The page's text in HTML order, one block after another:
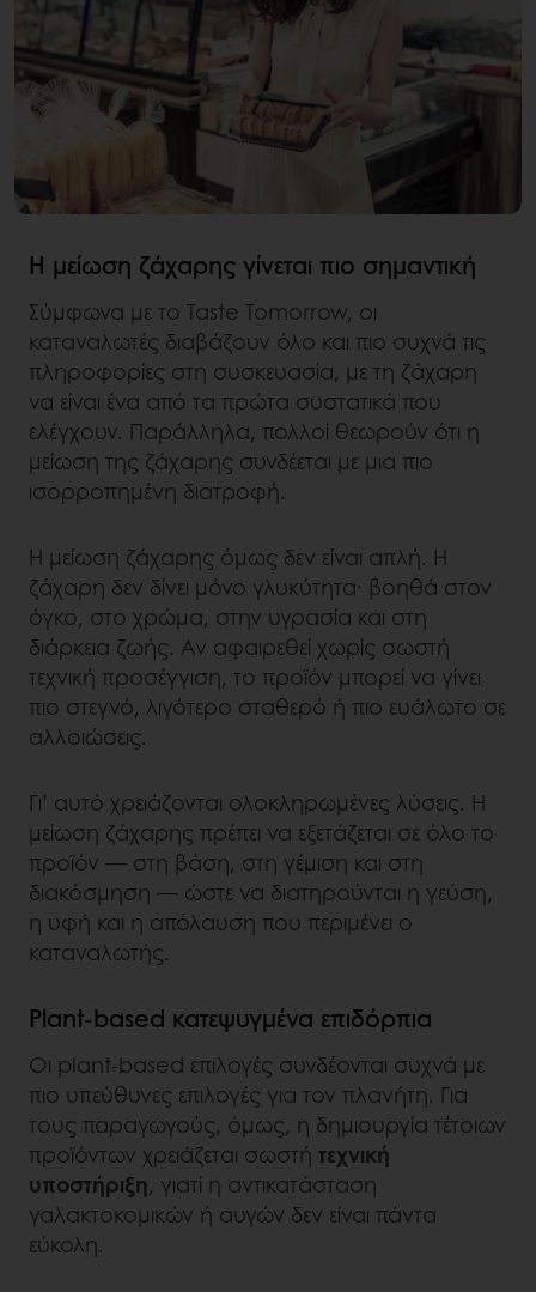
Η μείωση ζάχαρης γίνεται πιο σημαντική
Σύμφωνα με το Taste Tomorrow, οι
καταναλωτές διαβάζουν όλο και πιο συχνά τις
πληροφορίες στη συσκευασία, με τη ζάχαρη
να είναι ένα από τα πρώτα συστατικά που
ελέγχουν. Παράλληλα, πολλοί θεωρούν ότι η
μείωση της ζάχαρης συνδέεται με μια πιο
ισορροπημένη διατροφή.
Η μείωση ζάχαρης όμως δεν είναι απλή. Η
ζάχαρη δεν δίνει μόνο γλυκύτητα· βοηθά στον
όγκο, στο χρώμα, στην υγρασία και στη
διάρκεια ζωής. Αν αφαιρεθεί χωρίς σωστή
τεχνική προσέγγιση, το προϊόν μπορεί να γίνει
πιο στεγνό, λιγότερο σταθερό ή πιο ευάλωτο σε
αλλοιώσεις.
Γι’ αυτό χρειάζονται ολοκληρωμένες λύσεις. Η
μείωση ζάχαρης πρέπει να εξετάζεται σε όλο το
προϊόν — στη βάση, στη γέμιση και στη
διακόσμηση — ώστε να διατηρούνται η γεύση,
η υφή και η απόλαυση που περιμένει ο
καταναλωτής.
Plant-based κατεψυγμένα επιδόρπια
Οι plant-based επιλογές συνδέονται συχνά με
πιο υπεύθυνες επιλογές για τον πλανήτη. Για
τους παραγωγούς, όμως, η δημιουργία τέτοιων
προϊόντων χρειάζεται σωστή τεχνική
υποστήριξη, γιατί η αντικατάσταση
γαλακτοκομικών ή αυγών δεν είναι πάντα
εύκολη.